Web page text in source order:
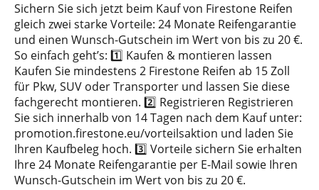
Sichern Sie sich jetzt beim Kauf von Firestone Reifen
gleich zwei starke Vorteile: 24 Monate Reifengarantie
und einen Wunsch-Gutschein im Wert von bis zu 20 €.
So einfach geht’s: 1️⃣ Kaufen & montieren lassen
Kaufen Sie mindestens 2 Firestone Reifen ab 15 Zoll
für Pkw, SUV oder Transporter und lassen Sie diese
fachgerecht montieren. 2️⃣ Registrieren Registrieren
Sie sich innerhalb von 14 Tagen nach dem Kauf unter:
promotion.firestone.eu/vorteilsaktion und laden Sie
Ihren Kaufbeleg hoch. 3️⃣ Vorteile sichern Sie erhalten
Ihre 24 Monate Reifengarantie per E-Mail sowie Ihren
Wunsch-Gutschein im Wert von bis zu 20 €.